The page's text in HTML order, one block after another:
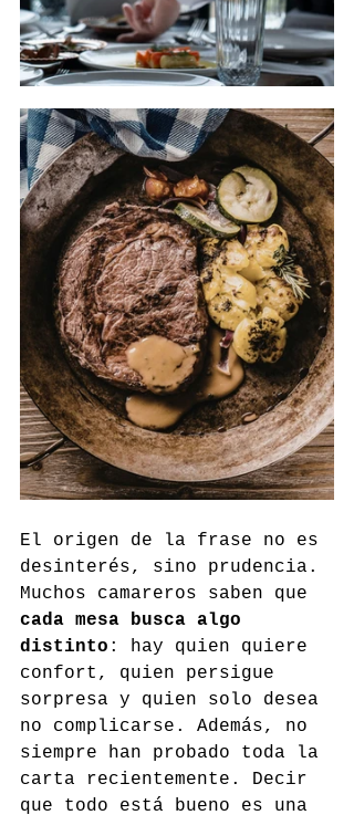
El origen de la frase no es
desinterés, sino prudencia.
Muchos camareros saben que
cada mesa busca algo
distinto : hay quien quiere
confort, quien persigue
sorpresa y quien solo desea
no complicarse. Además, no
siempre han probado toda la
carta recientemente. Decir
que todo está bueno es una